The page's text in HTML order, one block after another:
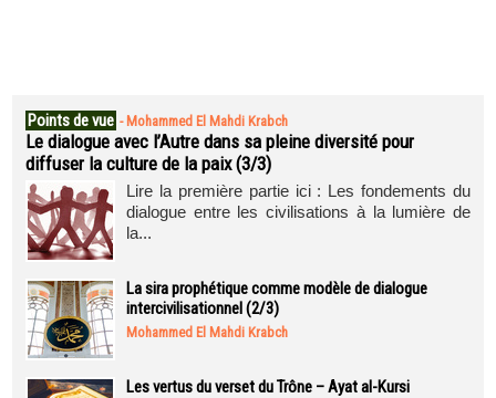
Points de vue - Mohammed El Mahdi Krabch
Le dialogue avec l’Autre dans sa pleine diversité pour
diffuser la culture de la paix (3/3)
Lire la première partie ici : Les fondements du
dialogue entre les civilisations à la lumière de
la...
La sira prophétique comme modèle de dialogue
intercivilisationnel (2/3)
Mohammed El Mahdi Krabch
Les vertus du verset du Trône – Ayat al-Kursi